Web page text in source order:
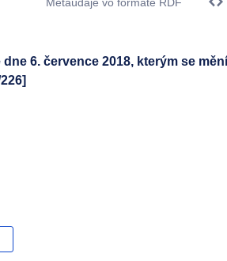
6. července 2018, kterým se mění